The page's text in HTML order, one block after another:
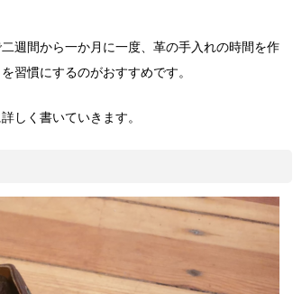
週間から一か月に一度、革の手入れの時間を作
習慣にするのがおすすめです。
しく書いていきます。